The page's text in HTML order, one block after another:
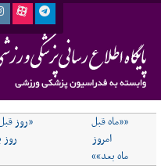
««ماه قبل
«روز
امروز
ماه بعد»»